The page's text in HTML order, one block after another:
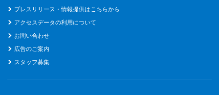
プレスリリース・情報提供はこちらから
アクセスデータの利用について
お問い合わせ
広告のご案内
スタッフ募集